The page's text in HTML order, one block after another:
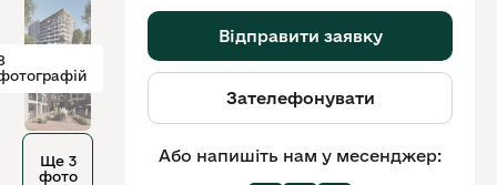
Ще 3
фото
Відправити заявку
Зателефонувати
Або напишіть нам у месенджер: